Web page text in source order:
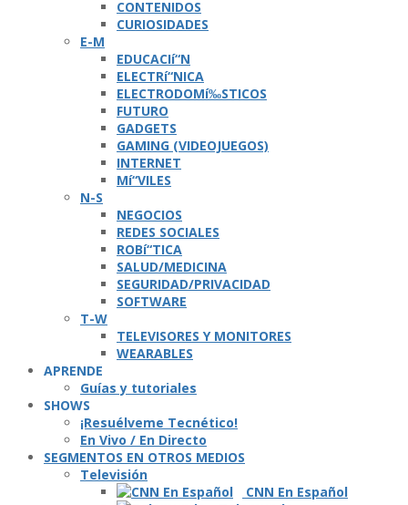
CONTENIDOS
CURIOSIDADES
E-M
EDUCACIí“N
ELECTRí“NICA
ELECTRODOMí‰STICOS
FUTURO
GADGETS
GAMING (VIDEOJUEGOS)
INTERNET
Mí“VILES
N-S
NEGOCIOS
REDES SOCIALES
ROBí“TICA
SALUD/MEDICINA
SEGURIDAD/PRIVACIDAD
SOFTWARE
T-W
TELEVISORES Y MONITORES
WEARABLES
APRENDE
Guí­as y tutoriales
SHOWS
¡Resuélveme Tecnético!
En Vivo / En Directo
SEGMENTOS EN OTROS MEDIOS
Televisión
CNN En Español